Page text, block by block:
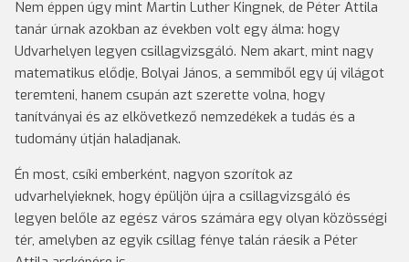
Nem éppen úgy mint Martin Luther Kingnek, de Péter Attila
tanár úrnak azokban az években volt egy álma: hogy
Udvarhelyen legyen csillagvizsgáló. Nem akart, mint nagy
matematikus elődje, Bolyai János, a semmiből egy új világot
teremteni, hanem csupán azt szerette volna, hogy
tanítványai és az elkövetkező nemzedékek a tudás és a
tudomány útján haladjanak.
Én most, csíki emberként, nagyon szorítok az
udvarhelyieknek, hogy épüljön újra a csillagvizsgáló és
legyen belőle az egész város számára egy olyan közösségi
tér, amelyben az egyik csillag fénye talán ráesik a Péter